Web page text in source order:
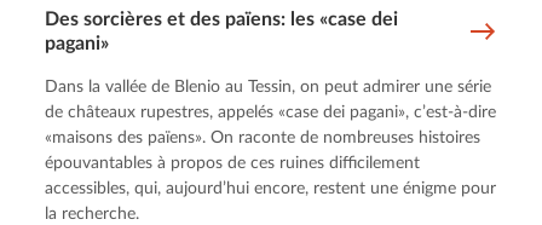
Des sorcières et des païens: les «case dei
pagani»
Dans la vallée de Blenio au Tessin, on peut admirer une série
de châteaux rupestres, appelés «case dei pagani», c’est-à-dire
«maisons des païens». On raconte de nombreuses histoires
épouvantables à propos de ces ruines difficilement
accessibles, qui, aujourd’hui encore, restent une énigme pour
la recherche.